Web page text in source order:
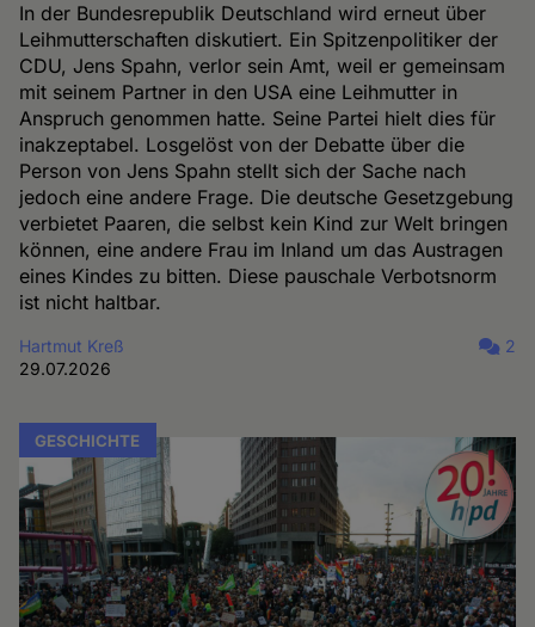
In der Bundesrepublik Deutschland wird erneut über
Leihmutterschaften diskutiert. Ein Spitzenpolitiker der
CDU, Jens Spahn, verlor sein Amt, weil er gemeinsam
mit seinem Partner in den USA eine Leihmutter in
Anspruch genommen hatte. Seine Partei hielt dies für
inakzeptabel. Losgelöst von der Debatte über die
Person von Jens Spahn stellt sich der Sache nach
jedoch eine andere Frage. Die deutsche Gesetzgebung
verbietet Paaren, die selbst kein Kind zur Welt bringen
können, eine andere Frau im Inland um das Austragen
eines Kindes zu bitten. Diese pauschale Verbotsnorm
ist nicht haltbar.
Hartmut Kreß
29.07.2026
2
GESCHICHTE